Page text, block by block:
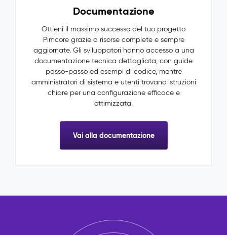
Documentazione
Ottieni il massimo successo del tuo progetto
Pimcore grazie a risorse complete e sempre
aggiornate. Gli sviluppatori hanno accesso a una
documentazione tecnica dettagliata, con guide
passo-passo ed esempi di codice, mentre
amministratori di sistema e utenti trovano istruzioni
chiare per una configurazione efficace e
ottimizzata.
Vai alla documentazione